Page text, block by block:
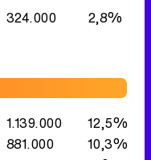
1.139.000
12,5%
962.000
10,6%